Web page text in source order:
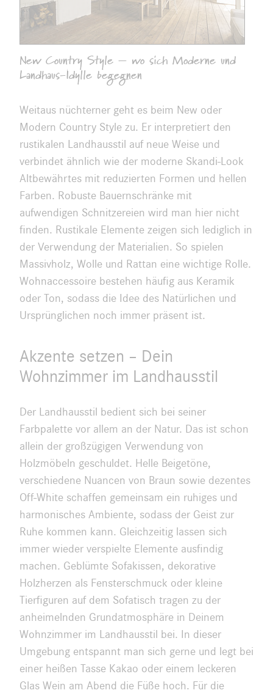
New Country Style – wo sich Moderne und
Landhaus-Idylle begegnen
Weitaus nüchterner geht es beim New oder
Modern Country Style zu. Er interpretiert den
rustikalen Landhausstil auf neue Weise und
verbindet ähnlich wie der moderne Skandi-Look
Altbewährtes mit reduzierten Formen und hellen
Farben. Robuste Bauernschränke mit
aufwendigen Schnitzereien wird man hier nicht
finden. Rustikale Elemente zeigen sich lediglich in
der Verwendung der Materialien. So spielen
Massivholz, Wolle und Rattan eine wichtige Rolle.
Wohnaccessoire bestehen häufig aus Keramik
oder Ton, sodass die Idee des Natürlichen und
Ursprünglichen noch immer präsent ist.
Akzente setzen – Dein
Wohnzimmer im Landhausstil
Der Landhausstil bedient sich bei seiner
Farbpalette vor allem an der Natur. Das ist schon
allein der großzügigen Verwendung von
Holzmöbeln geschuldet. Helle Beigetöne,
verschiedene Nuancen von Braun sowie dezentes
Off-White schaffen gemeinsam ein ruhiges und
harmonisches Ambiente, sodass der Geist zur
Ruhe kommen kann. Gleichzeitig lassen sich
immer wieder verspielte Elemente ausfindig
machen. Geblümte Sofakissen, dekorative
Holzherzen als Fensterschmuck oder kleine
Tierfiguren auf dem Sofatisch tragen zu der
anheimelnden Grundatmosphäre in Deinem
Wohnzimmer im Landhausstil bei. In dieser
Umgebung entspannt man sich gerne und legt bei
einer heißen Tasse Kakao oder einem leckeren
Glas Wein am Abend die Füße hoch. Für die